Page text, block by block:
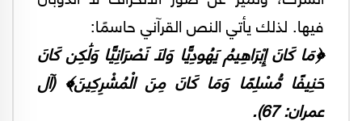
فيها. لذلك يأتي النص القرآني حاسمًا:
﴿مَا كَانَ إِبْرَاهِيمُ يَهُودِيًّا وَلَا نَصْرَانِيًّا وَلَٰكِن كَانَ
حَنِيفًا مُّسْلِمًا وَمَا كَانَ مِنَ الْمُشْرِكِينَ﴾ (آل
عمران: 67).